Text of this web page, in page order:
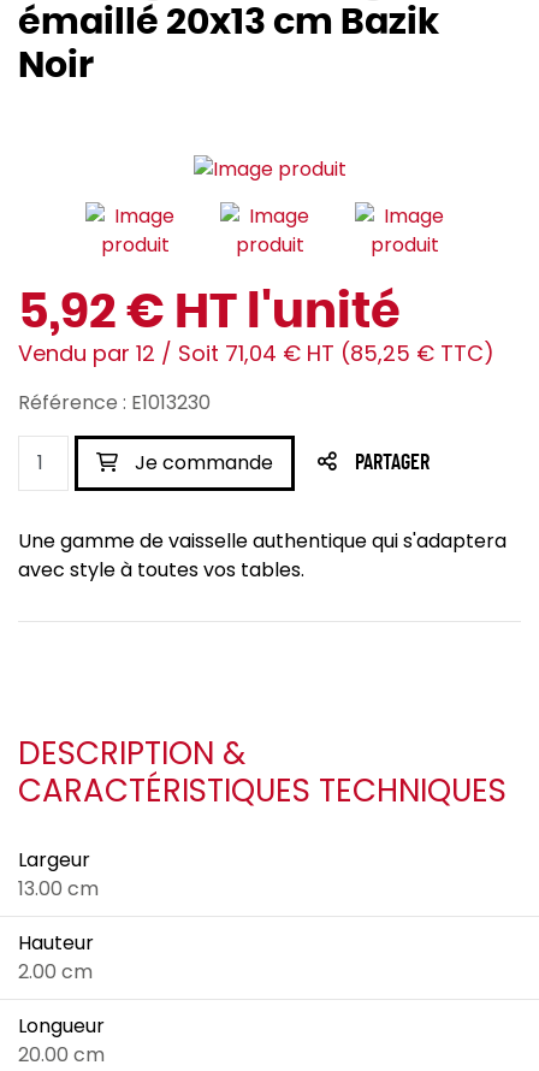
émaillé 20x13 cm Bazik
Noir
5,92 € HT l'unité
Vendu par 12 / Soit 71,04 € HT (85,25 € TTC)
Référence : E1013230
Je commande PARTAGER
Une gamme de vaisselle authentique qui s'adaptera
avec style à toutes vos tables.
DESCRIPTION &
CARACTÉRISTIQUES TECHNIQUES
Largeur
13.00 cm
Hauteur
2.00 cm
Longueur
20.00 cm